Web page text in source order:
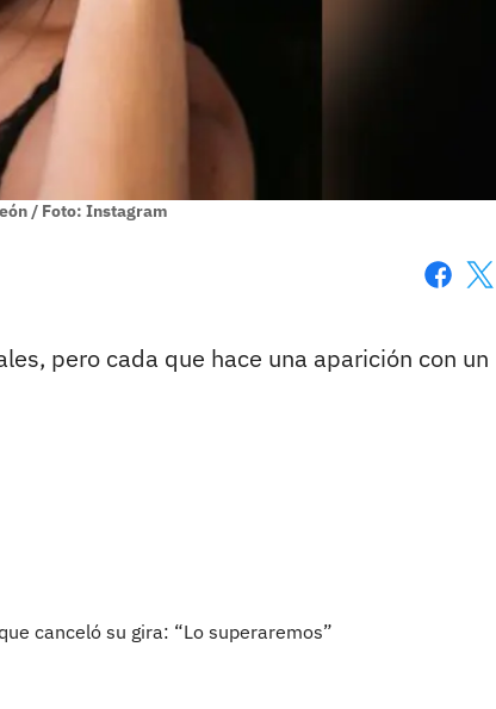
/ Foto: Instagram
pero cada que hace una aparición con
canceló su gira: “Lo superaremos”